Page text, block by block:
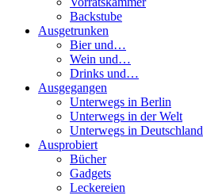
Backstube
Ausgetrunken
Bier und…
Wein und…
Drinks und…
Ausgegangen
Unterwegs in Berlin
Unterwegs in der Welt
Unterwegs in Deutschland
Ausprobiert
Bücher
Gadgets
Leckereien